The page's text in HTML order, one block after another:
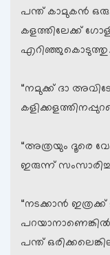
പന്ത് കാമുകന്‍ ഒരു
കളത്തിലേക്ക്
“നമുക്ക് ദാ
“അത്രയും ദൂരെ
ഇരുന്ന്
“നടക്കാന്‍ ഇത്രക്ക്
പന്ത്